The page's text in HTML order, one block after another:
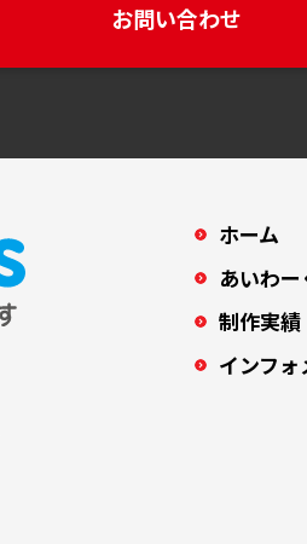
お問い合わせ
ホーム
あいわ
制作実績
インフ